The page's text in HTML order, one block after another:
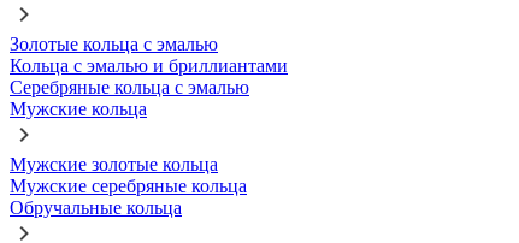
Золотые кольца с эмалью
Кольца с эмалью и бриллиантами
Серебряные кольца с эмалью
Мужские кольца
Мужские золотые кольца
Мужские серебряные кольца
Обручальные кольца